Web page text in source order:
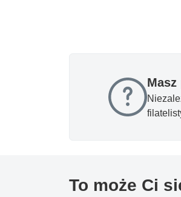
To może Ci